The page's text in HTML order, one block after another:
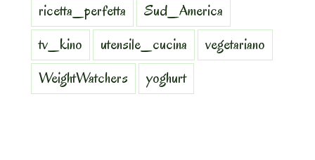
ricetta_perfetta
Sud_America
tv_kino
utensile_cucina
vegetariano
WeightWatchers
yoghurt